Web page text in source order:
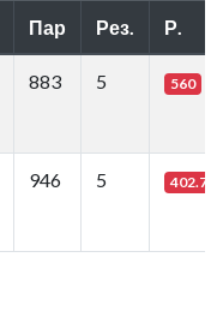
Пар Рез. Р.
883 5 560
946 5 402.7